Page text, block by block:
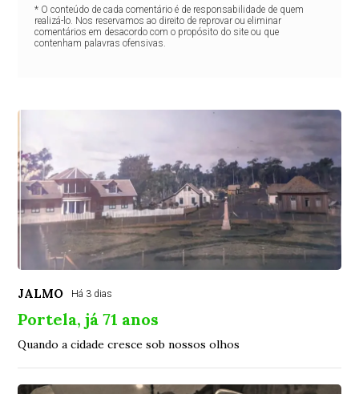
* O conteúdo de cada comentário é de responsabilidade de quem
realizá-lo. Nos reservamos ao direito de reprovar ou eliminar
comentários em desacordo com o propósito do site ou que
contenham palavras ofensivas.
JALMO Há 3 dias
Portela, já 71 anos
Quando a cidade cresce sob nossos olhos